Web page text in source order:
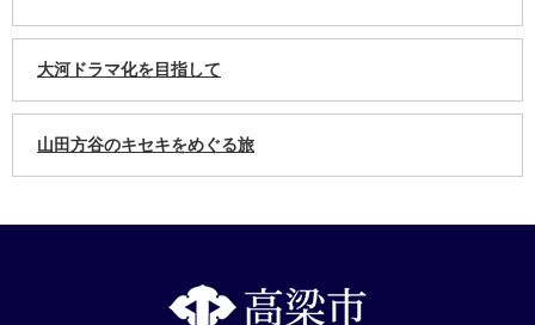
大河ドラマ化を目指して
山田方谷のキセキをめぐる旅